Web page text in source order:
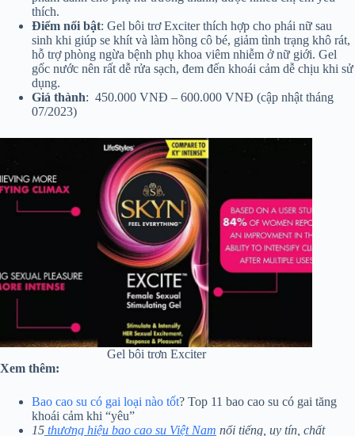
thích.
Điểm nổi bật: Gel bôi trơ Exciter thích hợp cho phái nữ sau
sinh khi giúp se khít và làm hồng cô bé, giảm tình trạng khô rát,
hỗ trợ phòng ngừa bệnh phụ khoa viêm nhiễm ở nữ giới. Gel
gốc nước nên rất dễ rửa sạch, đem đến khoái cảm dễ chịu khi sử
dụng.
Giá thành: 450.000 VNĐ – 600.000 VNĐ (cập nhật tháng
07/2023)
Gel bôi trơn Exciter
Xem thêm:
Bao cao su có gai loại nào tốt? Top 11 bao cao su có gai tăng
khoái cảm khi “yêu”
15 thương hiệu bao cao su Việt Nam nổi tiếng, uy tín, chất